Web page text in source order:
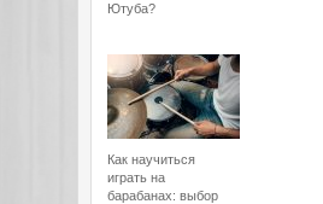
Ютуба?
Как научиться
играть на
барабанах: выбор